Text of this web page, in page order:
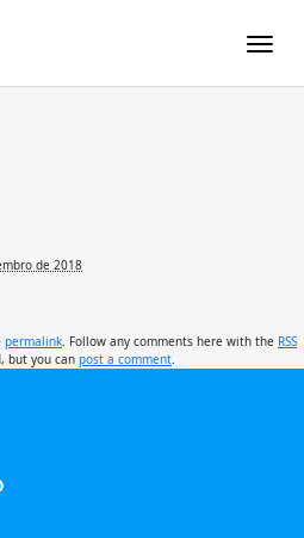
de 2018
permalink . Follow any comments here with the RSS
but you can post a comment